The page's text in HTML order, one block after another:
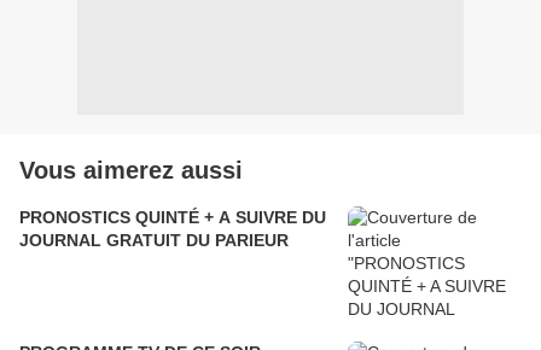
Vous aimerez aussi
PRONOSTICS QUINTÉ + A SUIVRE DU
JOURNAL GRATUIT DU PARIEUR